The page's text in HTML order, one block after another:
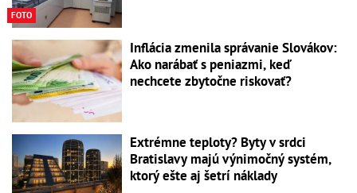
FOTO
Inflácia zmenila správanie Slovákov:
Ako narábať s peniazmi, keď
nechcete zbytočne riskovať?
Extrémne teploty? Byty v srdci
Bratislavy majú výnimočný systém,
ktorý ešte aj šetrí náklady